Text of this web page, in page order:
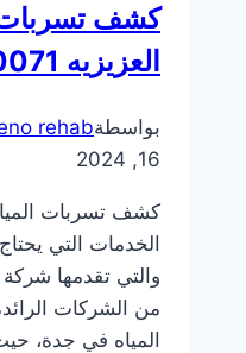
كشف تسربات
العزيزيه 0546180071
بواسطةrehab
16, 2024
كشف تسربات
الخدمات التي
والتي تقدمها
من الشركات
المياه في جدة،